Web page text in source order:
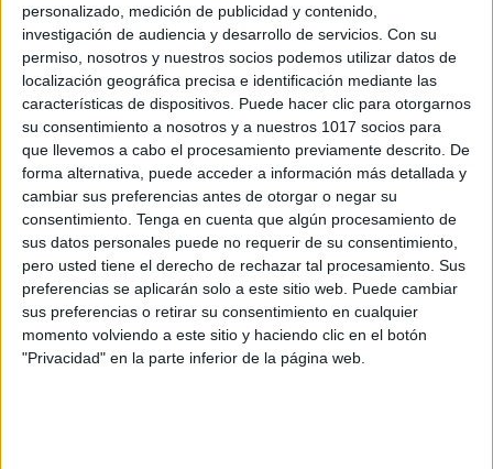
personalizado, medición de publicidad y contenido,
investigación de audiencia y desarrollo de servicios. Con su
permiso, nosotros y nuestros socios podemos utilizar datos de
localización geográfica precisa e identificación mediante las
características de dispositivos. Puede hacer clic para otorgarnos
su consentimiento a nosotros y a nuestros 1017 socios para
que llevemos a cabo el procesamiento previamente descrito. De
forma alternativa, puede acceder a información más detallada y
cambiar sus preferencias antes de otorgar o negar su
consentimiento. Tenga en cuenta que algún procesamiento de
sus datos personales puede no requerir de su consentimiento,
pero usted tiene el derecho de rechazar tal procesamiento. Sus
preferencias se aplicarán solo a este sitio web. Puede cambiar
sus preferencias o retirar su consentimiento en cualquier
momento volviendo a este sitio y haciendo clic en el botón
"Privacidad" en la parte inferior de la página web.
Encuentra más actividades de comprensión lectora
enOrientación Andújar, una web con múltiples
recursos educativos.
ÚNETE A NUESTRO GRUPO EXCLUSIVO DE
WHATSAPP